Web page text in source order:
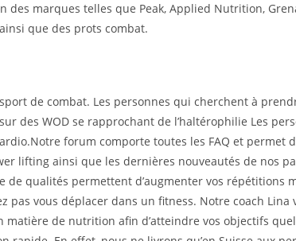
marques telles que Peak, Applied Nutrition,
que des prots combat.
de combat. Les personnes qui cherchent à
des WOD se rapprochant de l’haltérophilie Les
forum comporte toutes les FAQ et permet
lifting ainsi que les dernières nouveautés de nos
qualités permettent d’augmenter vos répétitions
vous déplacer dans un fitness. Notre coach Lina
de nutrition afin d’atteindre vos objectifs